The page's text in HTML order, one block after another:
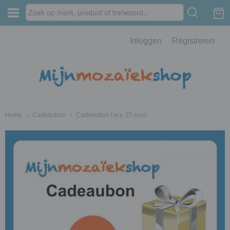
Inloggen Registreren
Home › Cadeaubon › Cadeaubon t.w.v. 25 euro